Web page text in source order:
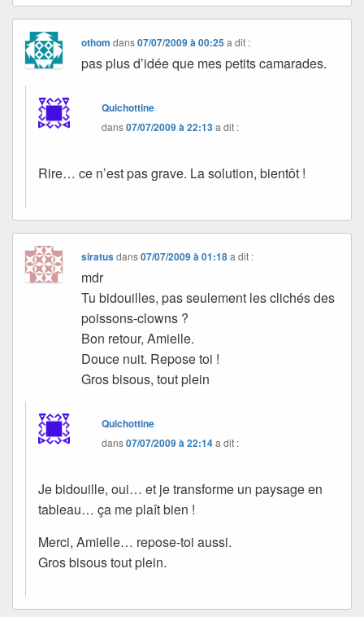
othom dans07/07/2009 à 00:25 a dit :
pas plus d’idée que mes petits camarades.
Quichottine
dans07/07/2009 à 22:13a dit :
Rire… ce n’est pas grave. La solution, bientôt !
siratusdans07/07/2009 à 01:18 a dit :
mdr
Tu bidouilles, pas seulement les clichés des
poissons-clowns ?
Bon retour, Amielle.
Douce nuit. Repose toi !
Gros bisous, tout plein
Quichottine
dans07/07/2009 à 22:14a dit :
Je bidouille, oui… et je transforme un paysage en
tableau… ça me plaît bien !
Merci, Amielle… repose-toi aussi.
Gros bisous tout plein.